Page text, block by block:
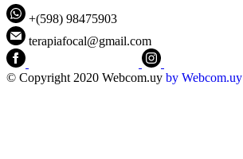
+(598) 98475903
terapiafocal@gmail.com
© Copyright 2020 Webcom.uy by Webcom.uy